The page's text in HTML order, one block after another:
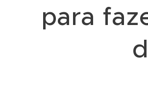
para